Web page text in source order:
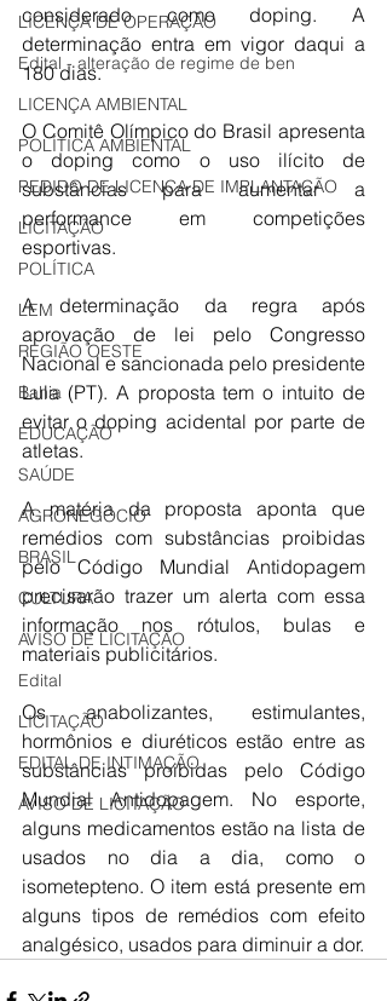
LICENÇA DE OPERAÇÃO
Edital - alteração de regime de ben
LICENÇA AMBIENTAL
POLÍTICA AMBIENTAL
PEDIDO DE LICENÇA DE IMPLANTAÇÃO
LICITAÇÃO
POLÍTICA
LEM
REGIÃO OESTE
Bahia
EDUCAÇÃO
SAÚDE
AGRONEGÓCIO
BRASIL
CULTURA
AVISO DE LICITAÇÃO
Edital
LICITAÇÃO
EDITAL DE INTIMAÇÃO
AVISO DE LICITAÇÃO
considerado como doping. A
determinação entra em vigor daqui a
180 dias.
O Comitê Olímpico do Brasil apresenta
o doping como o uso ilícito de
substâncias para aumentar a
performance em competições
esportivas.
A determinação da regra após
aprovação de lei pelo Congresso
Nacional e sancionada pelo presidente
Lula (PT). A proposta tem o intuito de
evitar o doping acidental por parte de
atletas.
A matéria da proposta aponta que
remédios com substâncias proibidas
pelo Código Mundial Antidopagem
precisarão trazer um alerta com essa
informação nos rótulos, bulas e
materiais publicitários.
Os anabolizantes, estimulantes,
hormônios e diuréticos estão entre as
substâncias proibidas pelo Código
Mundial Antidopagem. No esporte,
alguns medicamentos estão na lista de
usados no dia a dia, como o
isometepteno. O item está presente em
alguns tipos de remédios com efeito
analgésico, usados para diminuir a dor.